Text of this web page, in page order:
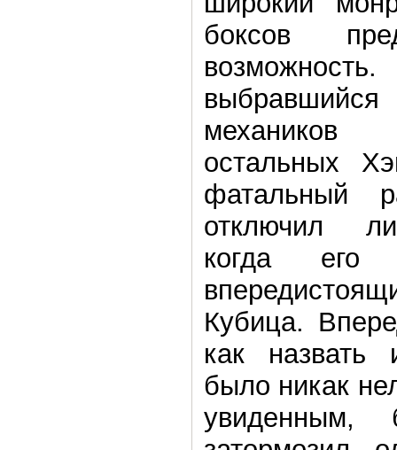
боксов
механиков
остальных
фатальный
отключил
когда его
Кубица.
как назвать
было никак
увиденным,